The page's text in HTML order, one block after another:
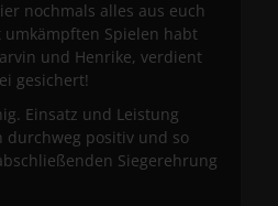
nochmals alles aus euch
Spielen habt
und Henrike, verdient
gesichert!
Einsatz und Leistung
durchweg positiv und so
Siegerehrung